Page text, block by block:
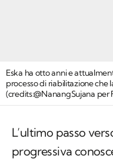
Eska ha otto anni e
processo di riabilitazione che
(credits:@NanangSujana per
L’ultimo passo
progressiva